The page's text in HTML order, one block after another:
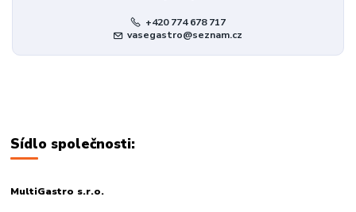
+420 774 678 717
vasegastro@seznam.cz
Sídlo společnosti:
MultiGastro s.r.o.